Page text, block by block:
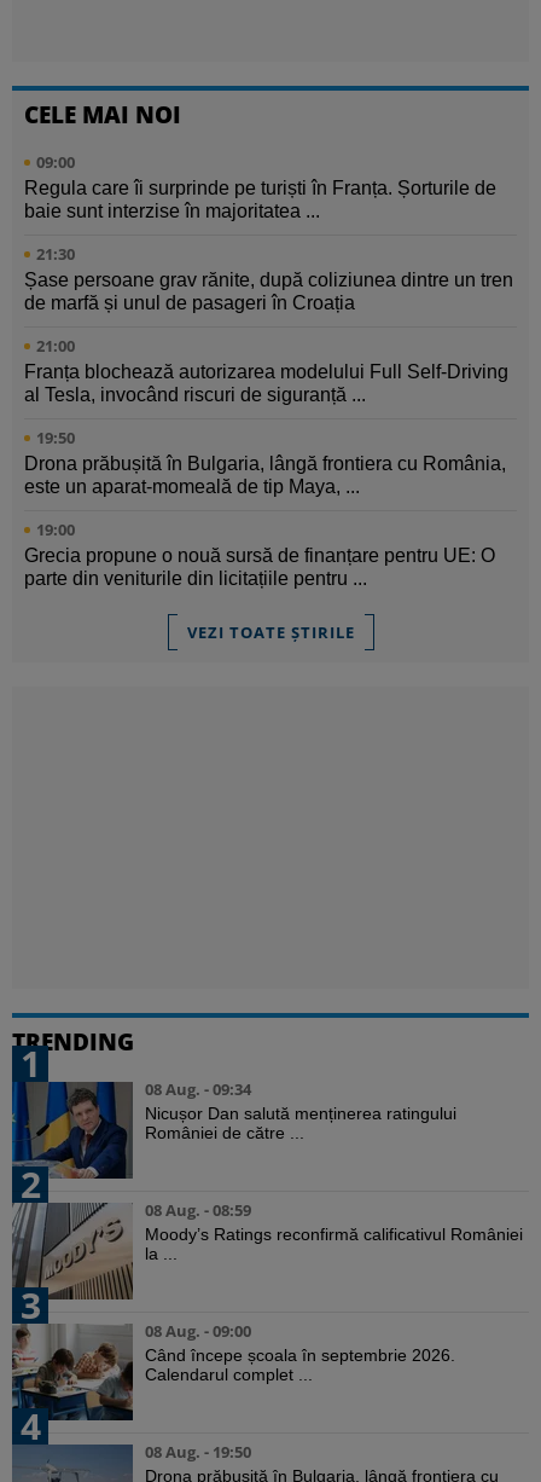
CELE MAI NOI
09:00
Regula care îi surprinde pe turiști în Franța. Șorturile de
baie sunt interzise în majoritatea ...
21:30
Șase persoane grav rănite, după coliziunea dintre un tren
de marfă și unul de pasageri în Croația
21:00
Franța blochează autorizarea modelului Full Self-Driving
al Tesla, invocând riscuri de siguranță ...
19:50
Drona prăbușită în Bulgaria, lângă frontiera cu România,
este un aparat-momeală de tip Maya, ...
19:00
Grecia propune o nouă sursă de finanțare pentru UE: O
parte din veniturile din licitațiile pentru ...
VEZI TOATE ȘTIRILE
TRENDING
1
08 Aug. - 09:34
Nicușor Dan salută menținerea ratingului
României de către ...
2
08 Aug. - 08:59
Moody’s Ratings reconfirmă calificativul României
la ...
3
08 Aug. - 09:00
Când începe școala în septembrie 2026.
Calendarul complet ...
4
08 Aug. - 19:50
Drona prăbușită în Bulgaria, lângă frontiera cu